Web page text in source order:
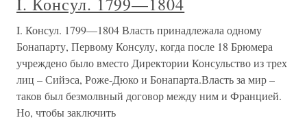
I. Консул. 1799—1804 Власть принадлежала одному
Бонапарту, Первому Консулу, когда после 18 Брюмера
учреждено было вместо Директории Консульство из трех
лиц – Сийэса, Роже-Дюко и Бонапарта.Власть за мир –
таков был безмолвный договор между ним и Францией.
Но, чтобы заключить